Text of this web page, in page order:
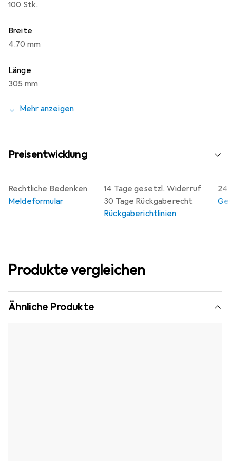
100 Stk.
Breite
4.70 mm
Länge
305 mm
Mehr anzeigen
Preisentwicklung
14 Tage gesetzl. Widerruf
30 Tage Rückgaberecht
Rückgaberichtlinien
24
Rechtliche Bedenken
Meldeformular
Produkte vergleichen
Ähnliche Produkte